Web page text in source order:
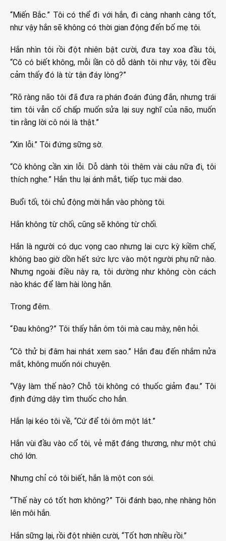
“Miến Bắc.” Tôi có thể đi với hắn, đi càng nhanh càng tốt,
như vậy hắn sẽ không có thời gian động đến bố mẹ tôi.
Hắn nhìn tôi rồi đột nhiên bật cười, đưa tay xoa đầu tôi,
“Cô có biết không, mỗi lần cô dỗ dành tôi như vậy, tôi đều
cảm thấy đó là từ tận đáy lòng?”
“Rõ ràng não tôi đã đưa ra phán đoán đúng đắn, nhưng trái
tim tôi vẫn cố chấp muốn sửa lại suy nghĩ của não, muốn
tin rằng lời cô nói là thật.”
“Xin lỗi.” Tôi đứng sững sờ.
“Cô không cần xin lỗi. Dỗ dành tôi thêm vài câu nữa đi, tôi
thích nghe.” Hắn thu lại ánh mắt, tiếp tục mài dao.
Buổi tối, tôi chủ động mời hắn vào phòng tôi.
Hắn không từ chối, cũng sẽ không từ chối.
Hắn là người có dục vọng cao nhưng lại cực kỳ kiềm chế,
không bao giờ dồn hết sức lực vào một người phụ nữ nào.
Nhưng ngoài điều này ra, tôi dường như không còn cách
nào khác để làm hài lòng hắn.
Trong đêm.
“Đau không?” Tôi thấy hắn ôm tôi mà cau mày, nên hỏi.
“Cô thử bị đâm hai nhát xem sao.” Hắn đau đến nhắm nửa
mắt, không muốn nói chuyện.
“Vậy làm thế nào? Chỗ tôi không có thuốc giảm đau.” Tôi
định đứng dậy tìm thuốc cho hắn.
Hắn lại kéo tôi về, “Cứ để tôi ôm một lát.”
Hắn vùi đầu vào cổ tôi, vẻ mặt đáng thương, như một chú
chó lớn.
Nhưng chỉ có tôi biết, hắn là một con sói.
“Thế này có tốt hơn không?” Tôi đánh bạo, nhẹ nhàng hôn
lên môi hắn.
Hắn sững lại, rồi đột nhiên cười, “Tốt hơn nhiều rồi.”